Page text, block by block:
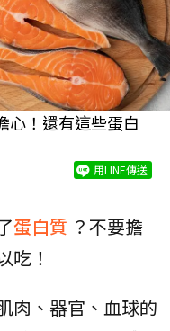
心！還有這些蛋白
用LINE傳送
蛋白質 ？不要擔
吃！
肉、器官、血球的